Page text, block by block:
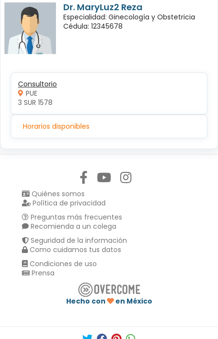
Dr. MaryLuz2 Reza
Especialidad: Ginecología y Obstetricia
Cédula: 12345678
Consultorio
PUE
3 SUR 1578
Horarios disponibles
Quiénes somos
Política de privacidad
Preguntas más frecuentes
Recomienda a un colega
Seguridad de la información
Como cuidamos tus datos
Condiciones de uso
Prensa
Hecho con
en México